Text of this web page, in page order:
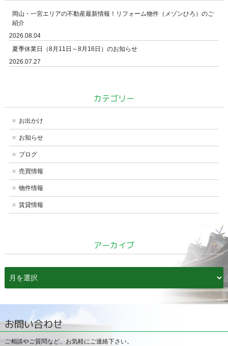
岡山・一宮エリアの不動産最新情報！リフォーム物件（メゾンひろ）のご
紹介
2026.08.04
夏季休業日（8月11日～8月16日）のお知らせ
2026.07.27
カテゴリー
お出かけ
お知らせ
ブログ
売買情報
物件情報
賃貸情報
アーカイブ
ー
イ
お問い合わせ
ご相談やご質問など、お気軽にご連絡下さい。